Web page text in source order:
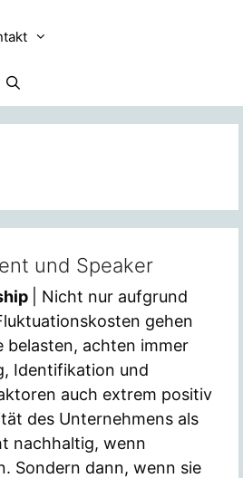
und Speaker
| Nicht nur aufgrund
gehen
belasten, achten immer
Identifikation und
auch extrem positiv
des Unternehmens als
nachhaltig, wenn
Sondern dann, wenn sie